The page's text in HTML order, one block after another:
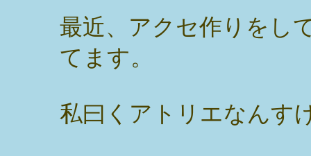
最近、アクセ作りをし
てます。
私曰くアトリエなんす